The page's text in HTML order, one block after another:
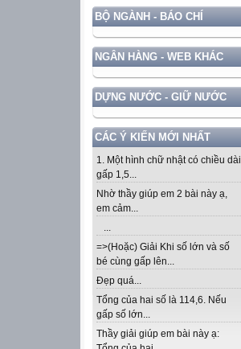
BỘ NGÀNH - BÁO CHÍ
NGÂN HÀNG - WEB KHÁC
DỰNG NƯỚC - GIỮ NƯỚC
CÁC Ý KIẾN MỚI NHẤT
1. Một hình chữ nhật có chiều dài
gấp 1,5...
Nhờ thầy giúp em 2 bài này ạ,
em cảm...
...
=>(Hoặc) Giải Khi số lớn và số
bé cùng gấp lên...
Đẹp quá...
Tổng của hai số là 114,6. Nếu
gấp số lớn...
Thầy giải giúp em bài này ạ: